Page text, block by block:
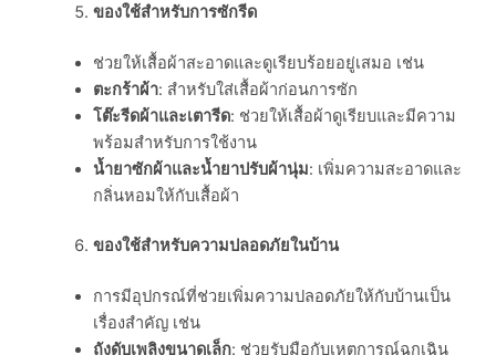
ของใช้สำหรับการซักรีด
ช่วยให้เสื้อผ้าสะอาดและดูเรียบร้อยอยู่เสมอ เช่น
ตะกร้าผ้า: สำหรับใส่เสื้อผ้าก่อนการซัก
โต๊ะรีดผ้าและเตารีด: ช่วยให้เสื้อผ้าดูเรียบและมีความ
พร้อมสำหรับการใช้งาน
น้ำยาซักผ้าและน้ำยาปรับผ้านุ่ม: เพิ่มความสะอาดและ
กลิ่นหอมให้กับเสื้อผ้า
ของใช้สำหรับความปลอดภัยในบ้าน
การมีอุปกรณ์ที่ช่วยเพิ่มความปลอดภัยให้กับบ้านเป็น
เรื่องสำคัญ เช่น
ถังดับเพลิงขนาดเล็ก: ช่วยรับมือกับเหตุการณ์ฉุกเฉิน